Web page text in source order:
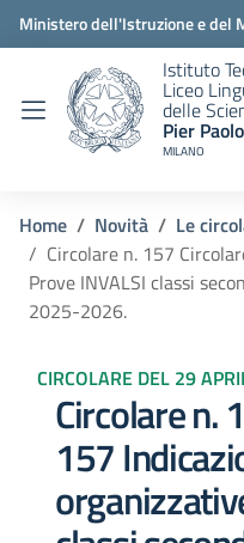
Ministero dell'Istruzione e del
Istituto
Liceo
delle
Pier
MILANO
Home Novità
Le
Circolare n. 157
Prove INVALSI classi
2025-2026.
CIRCOLARE DEL 29
Circolare n.
157